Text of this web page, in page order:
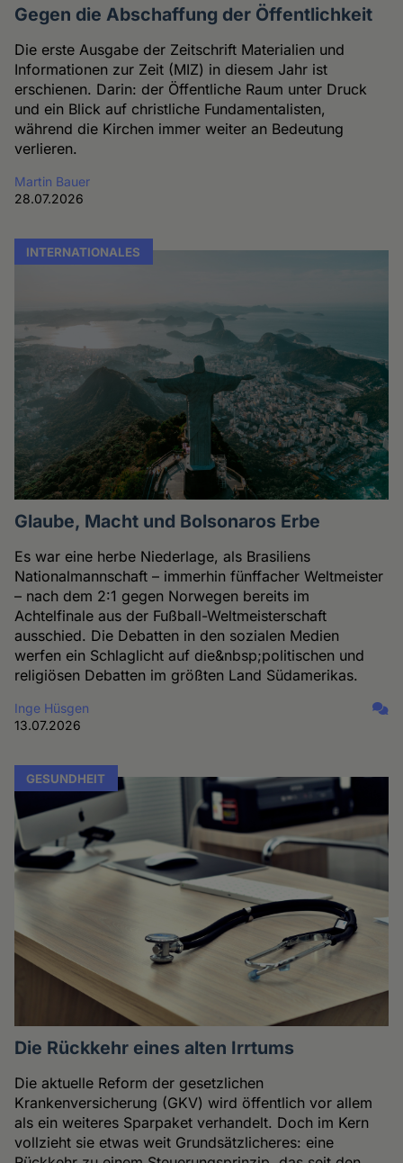
Gegen die Abschaffung der Öffentlichkeit
Die erste Ausgabe der Zeitschrift Materialien und
Informationen zur Zeit (MIZ) in diesem Jahr ist
erschienen. Darin: der Öffentliche Raum unter Druck
und ein Blick auf christliche Fundamentalisten,
während die Kirchen immer weiter an Bedeutung
verlieren.
Martin Bauer
28.07.2026
INTERNATIONALES
Glaube, Macht und Bolsonaros Erbe
Es war eine herbe Niederlage, als Brasiliens
Nationalmannschaft – immerhin fünffacher Weltmeister
– nach dem 2:1 gegen Norwegen bereits im
Achtelfinale aus der Fußball-Weltmeisterschaft
ausschied. Die Debatten in den sozialen Medien
werfen ein Schlaglicht auf die&nbsp;politischen und
religiösen Debatten im größten Land Südamerikas.
Inge Hüsgen
13.07.2026
GESUNDHEIT
Die Rückkehr eines alten Irrtums
Die aktuelle Reform der gesetzlichen
Krankenversicherung (GKV) wird öffentlich vor allem
als ein weiteres Sparpaket verhandelt. Doch im Kern
vollzieht sie etwas weit Grundsätzlicheres: eine